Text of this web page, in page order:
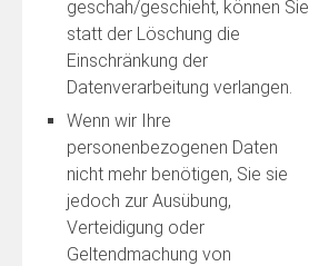
geschah/geschieht, können Sie
statt der Löschung die
Einschränkung der
Datenverarbeitung verlangen.
Wenn wir Ihre
personenbezogenen Daten
nicht mehr benötigen, Sie sie
jedoch zur Ausübung,
Verteidigung oder
Geltendmachung von